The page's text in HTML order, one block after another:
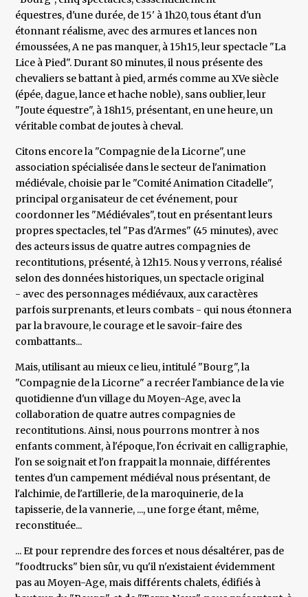
équestres, d'une durée, de 15' à 1h20, tous étant d'un
étonnant réalisme, avec des armures et lances non
émoussées, A ne pas manquer, à 15h15, leur spectacle "La
Lice à Pied". Durant 80 minutes, il nous présente des
chevaliers se battant à pied, armés comme au XVe siècle
(épée, dague, lance et hache noble), sans oublier, leur
"Joute équestre", à 18h15, présentant, en une heure, un
véritable combat de joutes à cheval.
Citons encore la "Compagnie de la Licorne", une
association spécialisée dans le secteur de l'animation
médiévale, choisie par le "Comité Animation Citadelle",
principal organisateur de cet événement, pour
coordonner les "Médiévales", tout en présentant leurs
propres spectacles, tel "Pas d'Armes" (45 minutes), avec
des acteurs issus de quatre autres compagnies de
recontitutions, présenté, à 12h15. Nous y verrons, réalisé
selon des données historiques, un spectacle original
- avec des personnages médiévaux, aux caractères
parfois surprenants, et leurs combats - qui nous étonnera
par la bravoure, le courage et le savoir-faire des
combattants...
Mais, utilisant au mieux ce lieu, intitulé "Bourg", la
"Compagnie de la Licorne" a recréer l'ambiance de la vie
quotidienne d'un village du Moyen-Age, avec la
collaboration de quatre autres compagnies de
recontitutions. Ainsi, nous pourrons montrer à nos
enfants comment, à l'époque, l'on écrivait en calligraphie,
l'on se soignait et l'on frappait la monnaie, différentes
tentes d'un campement médiéval nous présentant, de
l'alchimie, de l'artillerie, de la maroquinerie, de la
tapisserie, de la vannerie, ..., une forge étant, même,
reconstituée...
... Et pour reprendre des forces et nous désaltérer, pas de
"foodtrucks" bien sûr, vu qu'il n'existaient évidemment
pas au Moyen-Age, mais différents chalets, édifiés à